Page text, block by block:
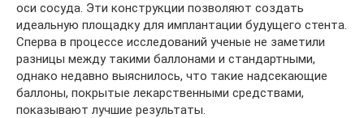
оси сосуда. Эти конструкции позволяют создать
идеальную площадку для имплантации будущего стента.
Сперва в процессе исследований ученые не заметили
разницы между такими баллонами и стандартными,
однако недавно выяснилось, что такие надсекающие
баллоны, покрытые лекарственными средствами,
показывают лучшие результаты.